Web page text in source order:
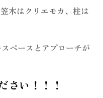
木はクリエモカ、柱は
ペースとアプローチが
さい！！！